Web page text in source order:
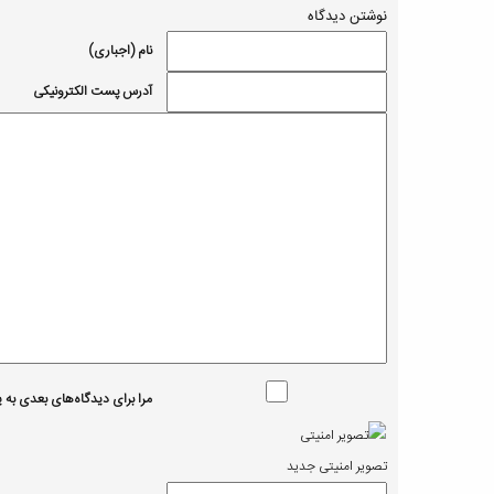
نوشتن دیدگاه
نام (اجباری)
آدرس پست الکترونیکی
مرا برای دیدگاه‌های بعدی به
تصویر امنیتی جدید